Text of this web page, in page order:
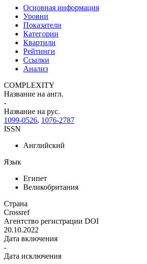
Основная информация
Уровни
Показатели
Категории
Квартили
Рейтинги
Ссылки
Анализ
COMPLEXITY
Название на англ.
-
Название на рус.
1099-0526, 1076-2787
ISSN
Английский
Язык
Египет
Великобритания
Страна
Crossref
Агентство регистрации DOI
20.10.2022
Дата включения
-
Дата исключения